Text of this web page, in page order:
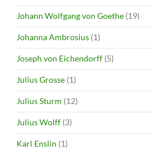
Johann Wolfgang von Goethe (19)
Johanna Ambrosius (1)
Joseph von Eichendorff (5)
Julius Grosse (1)
Julius Sturm (12)
Julius Wolff (3)
Karl Enslin (1)